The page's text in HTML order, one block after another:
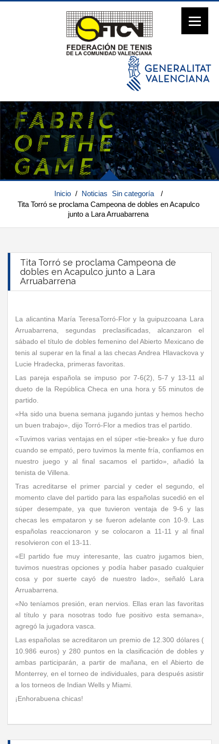
Inicio / Noticias Sin categoría
/
Tita Torró se proclama Campeona de dobles en Acapulco
junto a Lara Arruabarrena
Tita Torró se proclama Campeona de
dobles en Acapulco junto a Lara
Arruabarrena
La alicantina María TeresaTorró-Flor y la guipuzcoana Lara
Arruabarrena, segundas preclasificadas, alcanzaron el
sábado el título de dobles femenino del Abierto Mexicano de
tenis al superar en la final a las checas Andrea Hlavackova y
Lucie Hradecka, primeras favoritas.
Las pareja española se impuso por 7-6(2), 5-7 y 13-11 al
dueto de la República Checa en una hora y 55 minutos de
partido.
«Ha sido una buena semana jugando juntas y hemos hecho
un buen trabajo», dijo Torró-Flor a medios tras el partido.
«Tuvimos varias ventajas en el súper «tie-break» y fue duro
cuando se empató, pero tuvimos la mente fría, confiamos en
nuestro juego y al final sacamos el partido», añadió la
tenista de Villena.
Tras acreditarse el primer parcial y ceder el segundo, el
momento clave del partido para las españolas sucedió en el
súper desempate, ya que tuvieron ventaja de 9-6 y las
checas les empataron y se fueron adelante con 10-9. Las
españolas reaccionaron y se colocaron a 11-11 y al final
resolvieron con el 13-11.
«El partido fue muy interesante, las cuatro jugamos bien,
tuvimos nuestras opciones y podía haber pasado cualquier
cosa y por suerte cayó de nuestro lado», señaló Lara
Arruabarrena.
«No teníamos presión, eran nervios. Ellas eran las favoritas
al título y para nosotras todo fue positivo esta semana»,
agregó la jugadora vasca.
Las españolas se acreditaron un premio de 12.300 dólares (
10.986 euros) y 280 puntos en la clasificación de dobles y
ambas participarán, a partir de mañana, en el Abierto de
Monterrey, en el torneo de individuales, para después asistir
a los torneos de Indian Wells y Miami.
¡Enhorabuena chicas!